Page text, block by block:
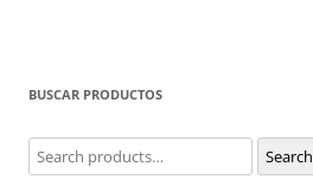
BUSCAR PRODUCTOS
Search
for: Search